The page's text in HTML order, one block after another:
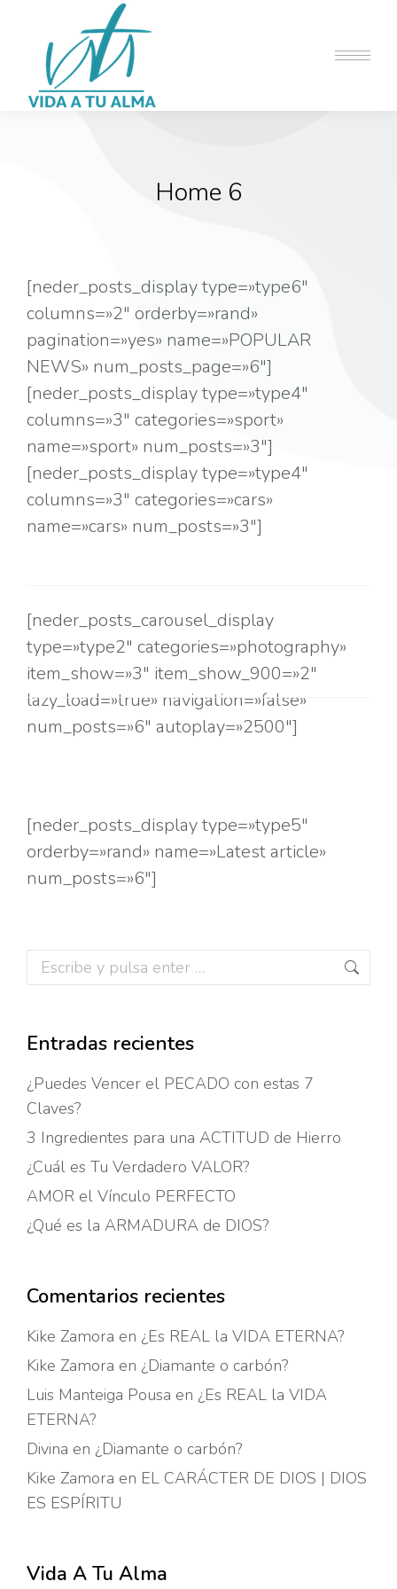
Home 6
[neder_posts_display type=»type6″
columns=»2″ orderby=»rand»
pagination=»yes» name=»POPULAR
NEWS» num_posts_page=»6″]
[neder_posts_display type=»type4″
columns=»3″ categories=»sport»
name=»sport» num_posts=»3″]
[neder_posts_display type=»type4″
columns=»3″ categories=»cars»
name=»cars» num_posts=»3″]
[neder_posts_carousel_display
type=»type2″ categories=»photography»
item_show=»3″ item_show_900=»2″
lazy_load=»true» navigation=»false»
num_posts=»6″ autoplay=»2500″]
[neder_posts_display type=»type5″
orderby=»rand» name=»Latest article»
num_posts=»6″]
Buscar:
Entradas recientes
¿Puedes Vencer el PECADO con estas 7
Claves?
3 Ingredientes para una ACTITUD de Hierro
¿Cuál es Tu Verdadero VALOR?
AMOR el Vínculo PERFECTO
¿Qué es la ARMADURA de DIOS?
Comentarios recientes
Kike Zamora en ¿Es REAL la VIDA ETERNA?
Kike Zamora en ¿Diamante o carbón?
Luis Manteiga Pousa en ¿Es REAL la VIDA
ETERNA?
Divina en ¿Diamante o carbón?
Kike Zamora en EL CARÁCTER DE DIOS | DIOS
ES ESPÍRITU
Vida A Tu Alma